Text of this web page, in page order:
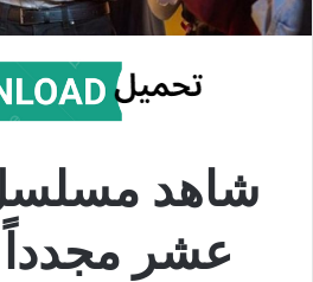
شاهد مسلسل
عشر